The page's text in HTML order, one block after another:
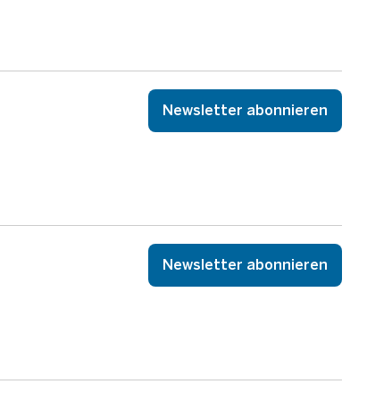
Newsletter abonnieren
Newsletter abonnieren